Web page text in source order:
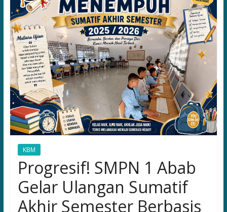
for
the
Future
Leaders
KBM
Progresif! SMPN 1 Abab
Gelar Ulangan Sumatif
Akhir Semester Berbasis